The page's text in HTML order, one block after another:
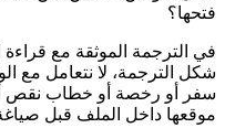
فتحها؟
في الترجمة الموثقة مع
شكل الترجمة، لا نتعامل مع
سفر أو رخصة أو خطاب نقص
موقعها داخل الملف قبل